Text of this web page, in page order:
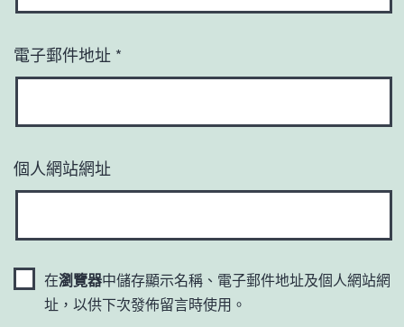
電子郵件地址 *
個人網站網址
在瀏覽器中儲存顯示名稱、電子郵件地址及個人網站網
址，以供下次發佈留言時使用。